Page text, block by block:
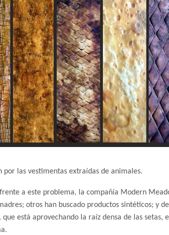
por las vestimentas extraídas de animales.
a este problema, la compañía Modern
otros han buscado productos sintéticos; y
que está aprovechando la raíz densa de las